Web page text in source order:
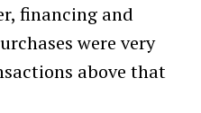
financing and
were very
above that